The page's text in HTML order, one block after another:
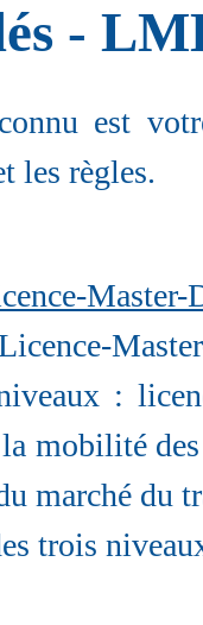
-
est
les règles.
Master-
:
mobilité des
marché du
trois